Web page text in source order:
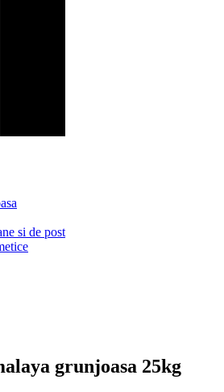
si de post
grunjoasa 25kg